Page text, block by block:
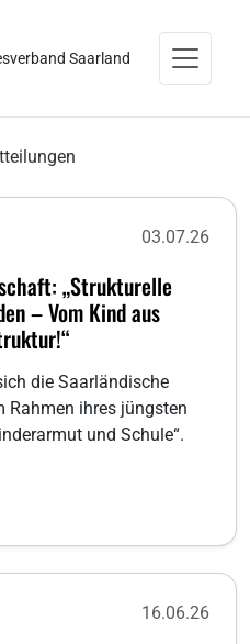
Saarland
03.07.26
„Strukturelle
– Vom Kind aus
die Saarländische
Rahmen ihres jüngsten
und Schule“.
16.06.26